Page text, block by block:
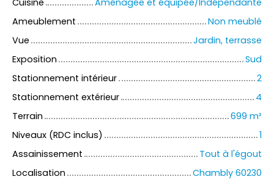
Ameublement
Non meublé
Vue
Jardin, terrasse
Exposition
Sud
Stationnement intérieur
2
Stationnement extérieur
4
Terrain
699 m²
Niveaux (RDC inclus)
1
Assainissement
Tout à l'égout
Localisation
Chambly 60230